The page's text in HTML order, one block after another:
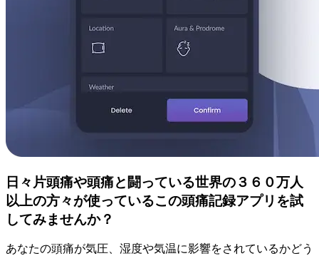
日々片頭痛や頭痛と闘っている世界の３６０万人
以上の方々が使っているこの頭痛記録アプリを試
してみませんか？
あなたの頭痛が気圧、湿度や気温に影響をされているかどう